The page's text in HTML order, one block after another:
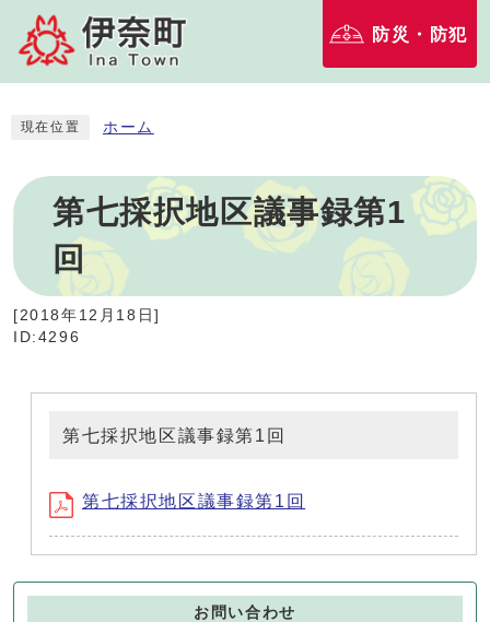
防災・防犯
現在位置 ホーム
第七採択地区議事録第1
回
[2018年12月18日]
ID:4296
第七採択地区議事録第1回
第七採択地区議事録第1回
お問い合わせ